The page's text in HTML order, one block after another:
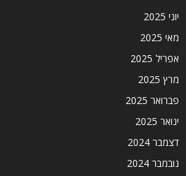
יוני 2025
מאי 2025
אפריל 2025
מרץ 2025
פברואר 2025
ינואר 2025
דצמבר 2024
נובמבר 2024